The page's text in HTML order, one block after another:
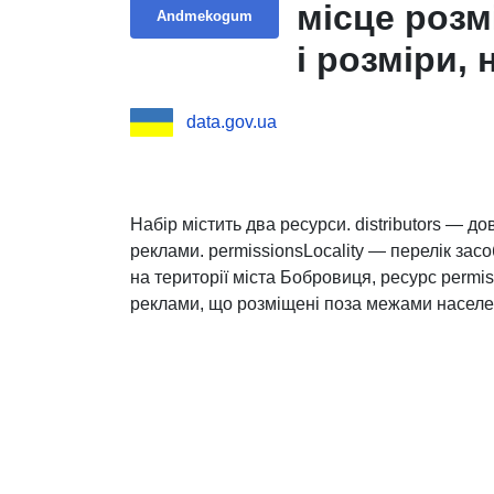
Andmekogum
місце
і
номер і
data.gov.ua
Набір містить два ресурси. distributors —
реклами. permissionsLocality — перелік
на території міста Бобровиця, ресурс
реклами, що розміщені поза межами